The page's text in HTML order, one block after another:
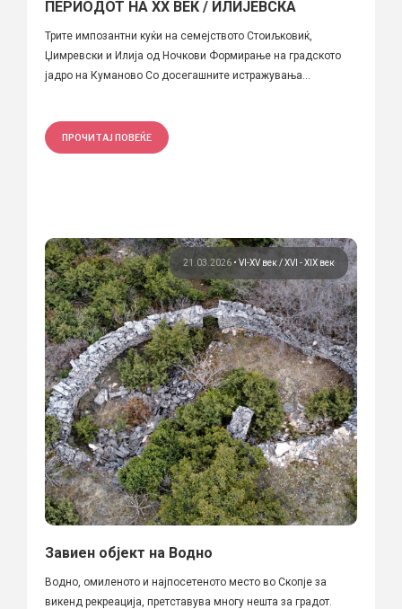
ПЕРИОДОТ НА XX ВЕК / ИЛИЈЕВСКА
Трите импозантни куќи на семејството Стоиљковиќ,
Џимревски и Илија од Ночкови Формирање на градското
јадро на Куманово Со досегашните истражувања...
ПРОЧИТАЈ ПОВЕЌЕ
21.03.2026 • VI-XV век XVI - XIX век
Завиен објект на Водно
Водно, омиленото и најпосетеното место во Скопје за
викенд рекреација, претставува многу нешта за градот.